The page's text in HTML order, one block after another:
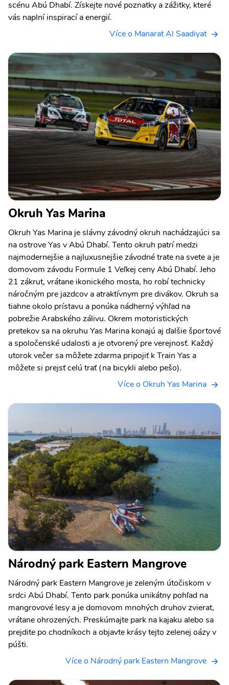
scénu Abú Dhabí. Získejte nové poznatky a zážitky, které
vás naplní inspirací a energií.
Více o Manarat Al Saadiyat
Okruh Yas Marina
Okruh Yas Marina je slávny závodný okruh nachádzajúci sa
na ostrove Yas v Abú Dhabí. Tento okruh patrí medzi
najmodernejšie a najluxusnejšie závodné trate na svete a je
domovom závodu Formule 1 Veľkej ceny Abú Dhabí. Jeho
21 zákrut, vrátane ikonického mosta, ho robí technicky
náročným pre jazdcov a atraktívnym pre divákov. Okruh sa
tiahne okolo prístavu a ponúka nádherný výhľad na
pobrežie Arabského zálivu. Okrem motoristických
pretekov sa na okruhu Yas Marina konajú aj ďalšie športové
a spoločenské udalosti a je otvorený pre verejnosť. Každý
utorok večer sa môžete zdarma pripojiť k Train Yas a
môžete si prejsť celú trať (na bicykli alebo pešo).
Více o Okruh Yas Marina
Národný park Eastern Mangrove
Národný park Eastern Mangrove je zeleným útočiskom v
srdci Abú Dhabí. Tento park ponúka unikátny pohľad na
mangrovové lesy a je domovom mnohých druhov zvierat,
vrátane ohrozených. Preskúmajte park na kajaku alebo sa
prejdite po chodníkoch a objavte krásy tejto zelenej oázy v
púšti.
Více o Národný park Eastern Mangrove